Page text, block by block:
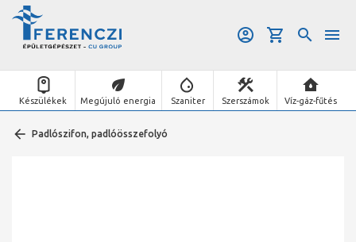
Készülékek Megújuló energia Szaniter Szerszámok Víz-gáz-fűtés
Padlószifon, padlóösszefolyó